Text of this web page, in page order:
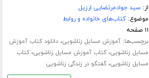
از:سید جوادمرتضایی ارزیل
موضوع:کتاب‌های خانواده و روابط
۱۱ صفحه
برچسب‌ها:آموزش مسایل زناشویی،دانلود کتاب آموزش
مسایل زناشویی،کتاب آموزش مسایل زناشویی،کتاب
مسایل زناشویی،گفتگو در زندگی زناشویی